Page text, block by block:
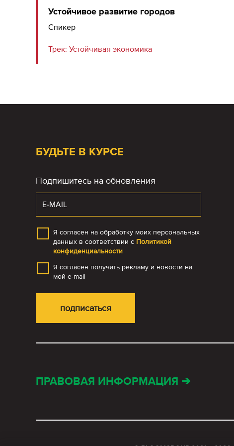
Устойчивое развитие городов
Спикер
Трек: Устойчивая экономика
БУДЬТЕ В КУРСЕ
Подпишитесь на обновления
Я согласен на обработку моих персональных
данных в соответствии с Политикой
конфиденциальности
Я согласен получать рекламу и новости на
мой e-mail
ПРАВОВАЯ ИНФОРМАЦИЯ ➔